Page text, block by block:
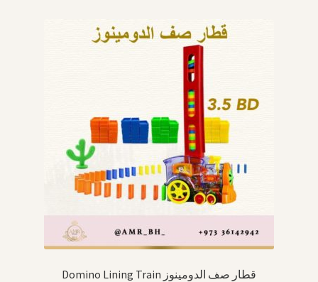
Domino Lining Train قطار صف الدومينوز